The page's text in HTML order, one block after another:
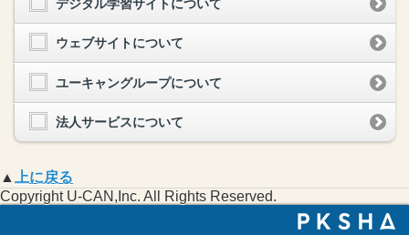
デジタル学習サイトについて
ウェブサイトについて
ユーキャングループについて
法人サービスについて
▲
上に戻る
Copyright U-CAN,Inc. All Rights Reserved.